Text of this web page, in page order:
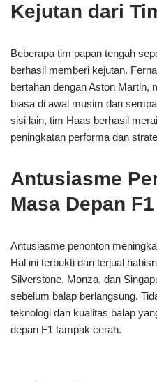
Kejutan dari
Beberapa tim papan tengah
berhasil memberi kejutan.
bertahan dengan Aston Martin,
biasa di awal musim dan
sisi lain, tim Haas berhasil
peningkatan performa dan
Antusiasme
Masa Depan F1
Antusiasme penonton
Hal ini terbukti dari terjual
Silverstone, Monza, dan
sebelum balap berlangsung.
teknologi dan kualitas balap
depan F1 tampak cerah.